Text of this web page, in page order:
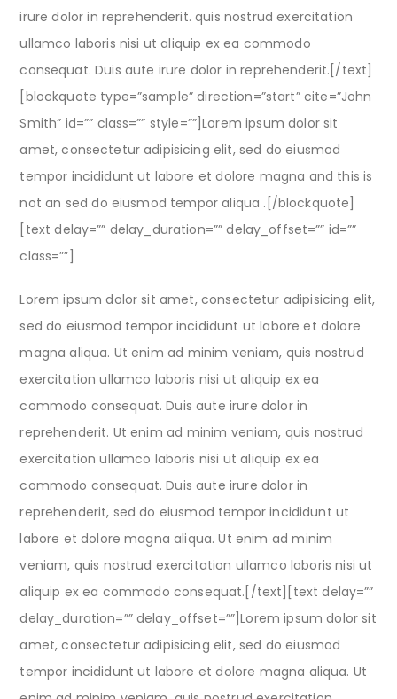
irure dolor in reprehenderit. quis nostrud exercitation
ullamco laboris nisi ut aliquip ex ea commodo
consequat. Duis aute irure dolor in reprehenderit.[/text]
[blockquote type=”sample” direction=”start” cite=”John
Smith” id=”” class=”” style=””]Lorem ipsum dolor sit
amet, consectetur adipisicing elit, sed do eiusmod
tempor incididunt ut labore et dolore magna and this is
not an sed do eiusmod tempor aliqua .[/blockquote]
[text delay=”” delay_duration=”” delay_offset=”” id=””
class=””]
Lorem ipsum dolor sit amet, consectetur adipisicing elit,
sed do eiusmod tempor incididunt ut labore et dolore
magna aliqua. Ut enim ad minim veniam, quis nostrud
exercitation ullamco laboris nisi ut aliquip ex ea
commodo consequat. Duis aute irure dolor in
reprehenderit. Ut enim ad minim veniam, quis nostrud
exercitation ullamco laboris nisi ut aliquip ex ea
commodo consequat. Duis aute irure dolor in
reprehenderit, sed do eiusmod tempor incididunt ut
labore et dolore magna aliqua. Ut enim ad minim
veniam, quis nostrud exercitation ullamco laboris nisi ut
aliquip ex ea commodo consequat.[/text][text delay=””
delay_duration=”” delay_offset=””]Lorem ipsum dolor sit
amet, consectetur adipisicing elit, sed do eiusmod
tempor incididunt ut labore et dolore magna aliqua. Ut